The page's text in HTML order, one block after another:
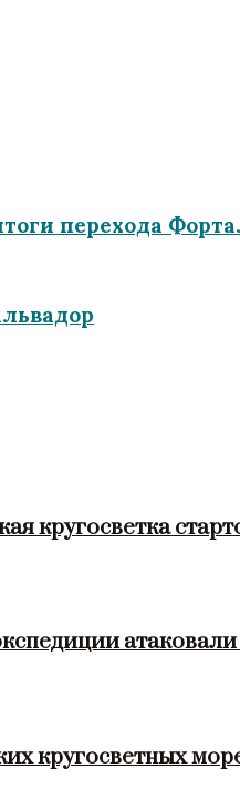
перехода
кругосветка
кругосветных